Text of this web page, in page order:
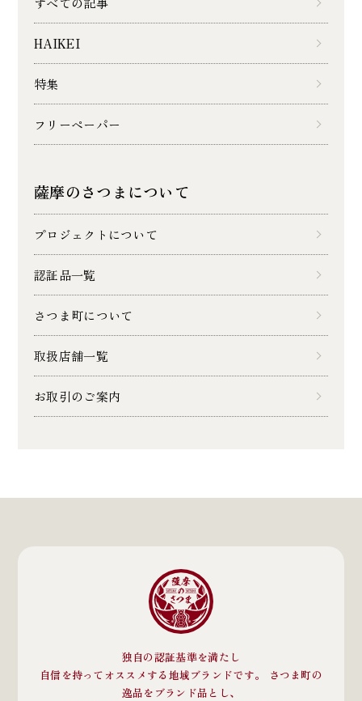
HAIKEI
特集
フリーペーパー
薩摩のさつまについて
プロジェクトについて
認証品一覧
さつま町について
取扱店舗一覧
お取引のご案内
独自の認証基準を満たし
自信を持ってオススメする地域ブランドです。 さつま町の
逸品をブランド品とし、